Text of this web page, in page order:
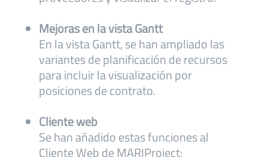
Mejoras en la vista Gantt
En la vista Gantt, se han ampliado las
variantes de planificación de recursos
para incluir la visualización por
posiciones de contrato.
Cliente web
Se han añadido estas funciones al
Cliente Web de MARIProject: